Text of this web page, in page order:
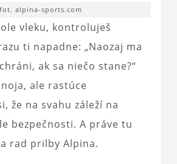
fot. alpina-sports.com
vleku, kontroluješ
ti napadne: „Naozaj ma
ak sa niečo stane?“
ale rastúce
že na svahu záleží na
bezpečnosti. A práve tu
rad prilby Alpina.